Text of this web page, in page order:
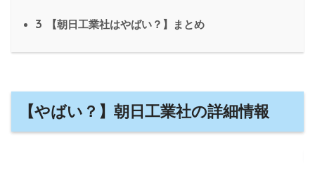
3 【朝日工業社はやばい？】まとめ
【やばい？】朝日工業社の詳細情報